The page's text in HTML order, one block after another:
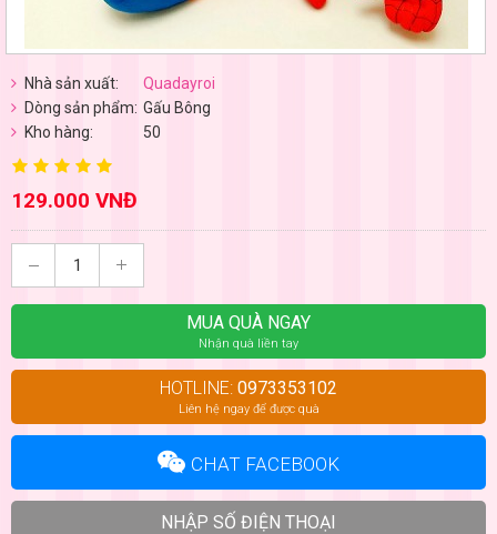
Nhà sản xuất:
Quadayroi
Dòng sản phẩm: Gấu Bông
Kho hàng:
50
129.000 VNĐ
MUA QUÀ NGAY
Nhận quà liền tay
HOTLINE: 0973353102
Liên hệ ngay để được quà
CHAT FACEBOOK
NHẬP SỐ ĐIỆN THOẠI